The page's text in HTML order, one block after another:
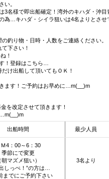
い。
名様で即出船確定！湾外のキハダ・沖目
為…キハダ・シイラ狙いは4名よりとさせ
釣り物・日時・人数をご連絡ください。
下さい！
！
！登録はこちら…
け出船して頂いてもＯＫ！
ます！ご予約はお早めに…m(__)m
を改定させて頂きます！
出船時間 最少人員
Ｍ4：00～6：30
季節にで変更
朝マズメ狙い）
しっぺ！”の方は…
までにご予約下さい
3名より